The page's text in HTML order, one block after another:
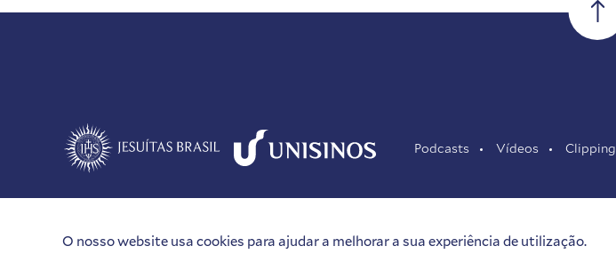
O nosso website usa cookies para ajudar a melhorar a sua experiência de utilização.
Podcasts Vídeos Clipping